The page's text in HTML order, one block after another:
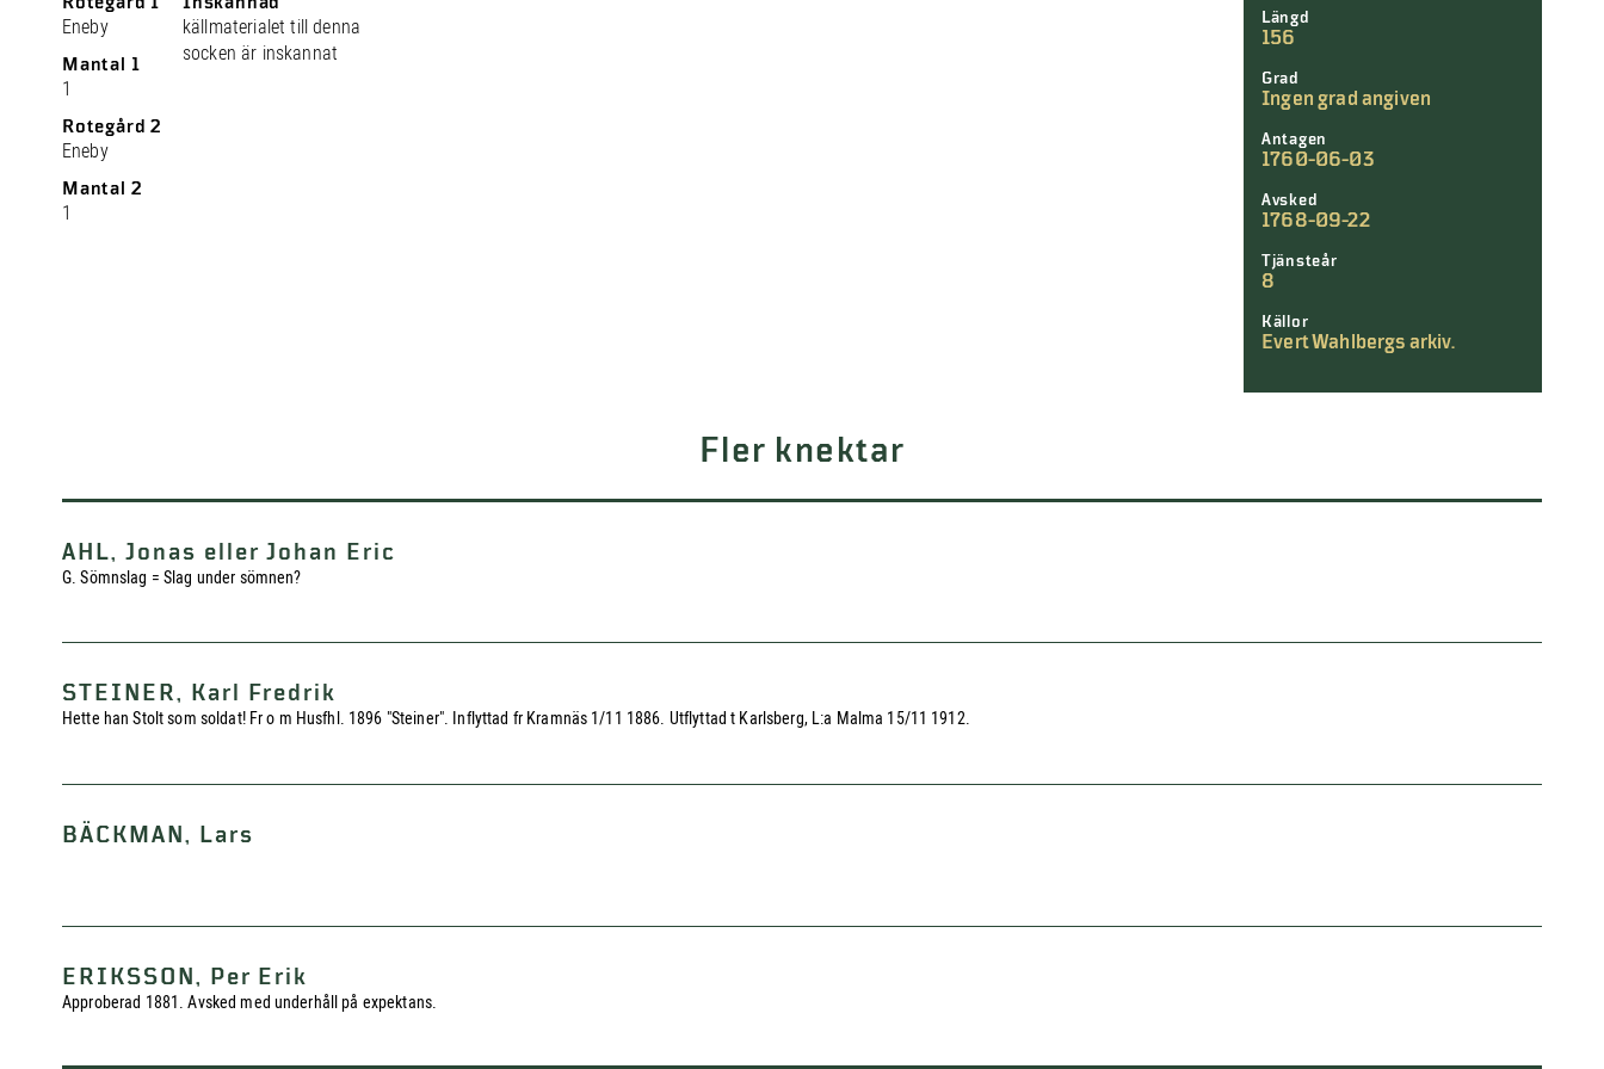
Eneby
Mantal 1
1
Rotegård 2
Eneby
Mantal 2
1
källmaterialet till denna
socken är inskannat
Längd
156
Grad
Ingen grad angiven
Antagen
1760-06-03
Avsked
1768-09-22
Tjänsteår
8
Källor
Evert Wahlbergs arkiv.
Fler knektar
AHL, Jonas eller Johan Eric
G. Sömnslag = Slag under sömnen?
STEINER, Karl Fredrik
Hette han Stolt som soldat! Fr o m Husfhl. 1896 "Steiner". Inflyttad fr Kramnäs 1/11 1886. Utflyttad t Karlsberg, L:a Malma 15/11 1912.
BÄCKMAN, Lars
ERIKSSON, Per Erik
Approberad 1881. Avsked med underhåll på expektans.